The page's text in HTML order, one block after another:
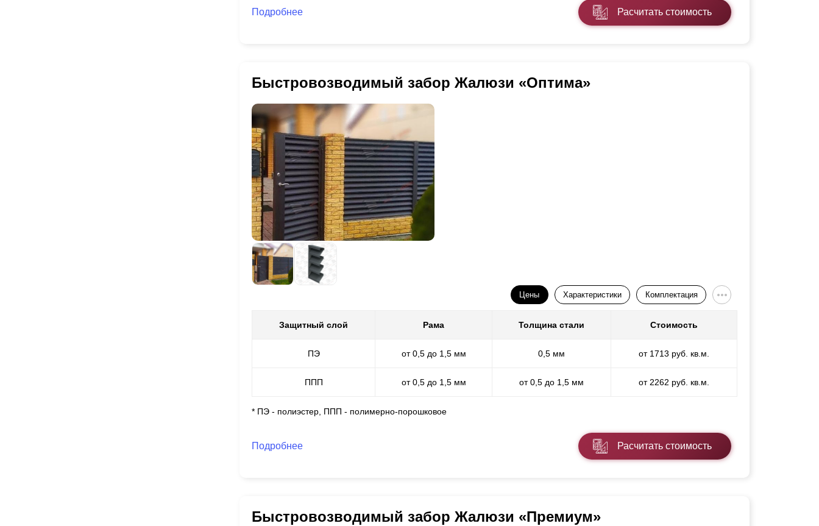
Подробнее Расчитать стоимость
Быстровозводимый забор Жалюзи «Оптима»
Цены Характеристики Комплектация
Защитный слой Рама Толщина стали Стоимость
ПЭ от 0,5 до 1,5 мм 0,5 мм от 1713 руб. кв.м.
ППП от 0,5 до 1,5 мм от 0,5 до 1,5 мм от 2262 руб. кв.м.
* ПЭ - полиэстер, ППП - полимерно-порошковое
Подробнее Расчитать стоимость
Быстровозводимый забор Жалюзи «Премиум»